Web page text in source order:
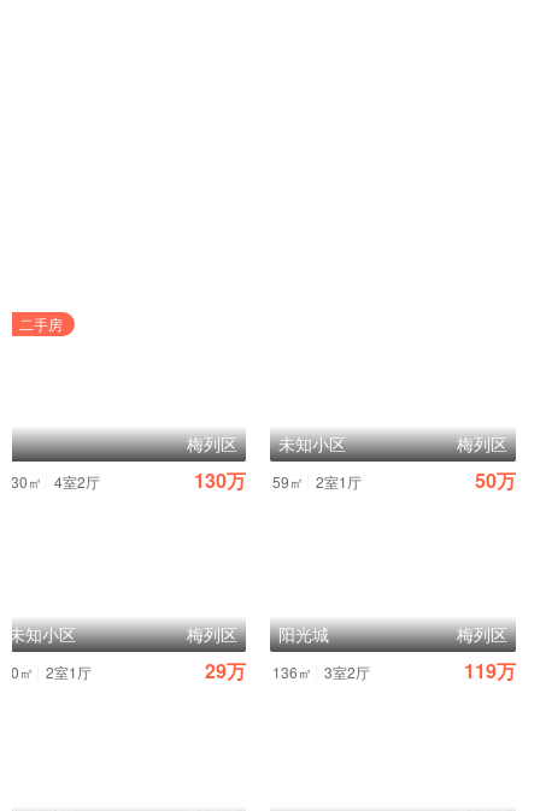
二手房
梅列区
130㎡ 4室2厅 130万
未知小区 梅列区
59㎡ 2室1厅 50万
未知小区 梅列区
60㎡ 2室1厅 29万
阳光城 梅列区
136㎡ 3室2厅 119万